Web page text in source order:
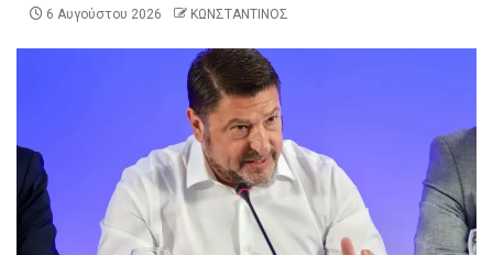
6 Αυγούστου 2026 ΚΩΝΣΤΑΝΤΙΝΟΣ